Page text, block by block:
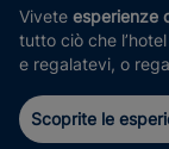
Vivete esperienze
tutto ciò che
e regalatevi, o
Scoprite le